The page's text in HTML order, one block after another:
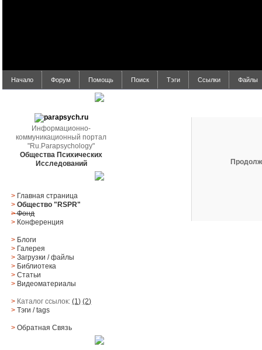
Начало Форум Помощь Поиск Тэги Ссылки Файлы
Информационно-
коммуникационный портал
"Ru.Parapsychology"
Общества Психических
Исследований
> Главная страница
> Общество "RSPR"
> Фонд
> Конференция
> Блоги
> Галерея
> Загрузки/файлы
> Библиотека
> Статьи
> Видеоматериалы
> Каталог ссылок:(1) (2)
> Тэги/ tags
> Обратная Cвязь